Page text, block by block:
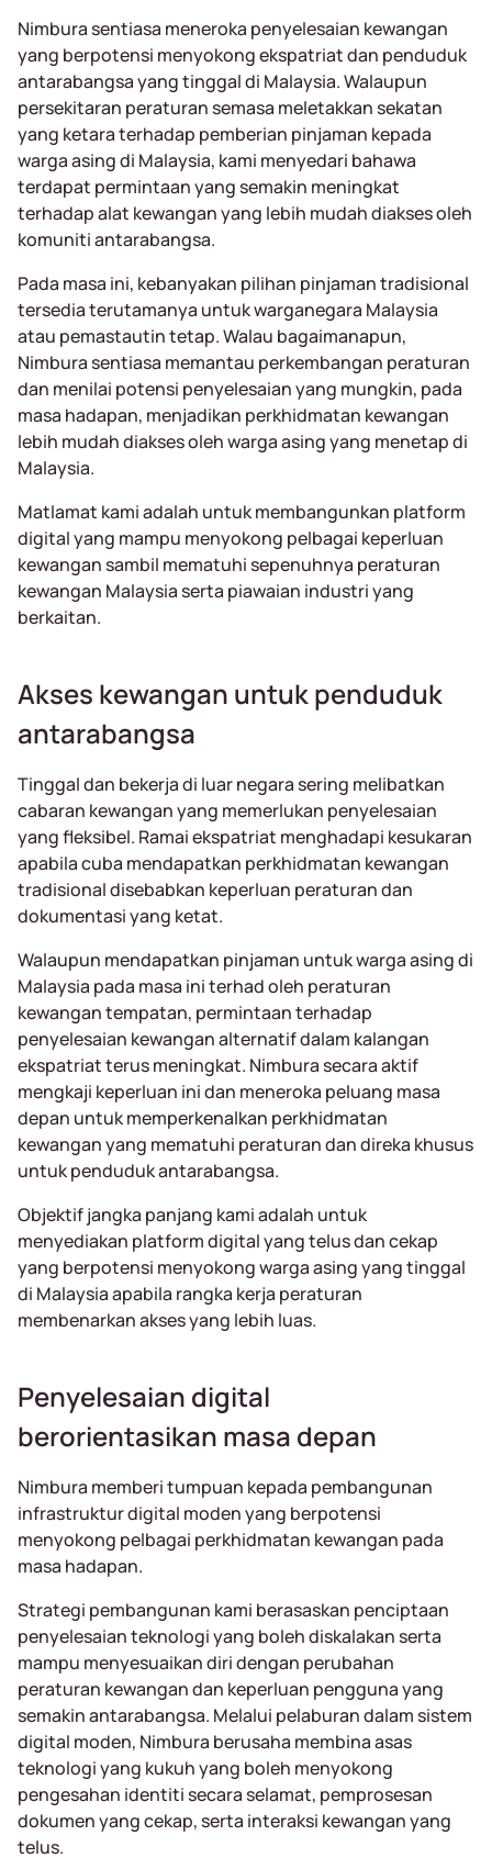
Nimbura sentiasa meneroka penyelesaian kewangan
yang berpotensi menyokong ekspatriat dan penduduk
antarabangsa yang tinggal di Malaysia. Walaupun
persekitaran peraturan semasa meletakkan sekatan
yang ketara terhadap pemberian pinjaman kepada
warga asing di Malaysia, kami menyedari bahawa
terdapat permintaan yang semakin meningkat
terhadap alat kewangan yang lebih mudah diakses oleh
komuniti antarabangsa.
Pada masa ini, kebanyakan pilihan pinjaman tradisional
tersedia terutamanya untuk warganegara Malaysia
atau pemastautin tetap. Walau bagaimanapun,
Nimbura sentiasa memantau perkembangan peraturan
dan menilai potensi penyelesaian yang mungkin, pada
masa hadapan, menjadikan perkhidmatan kewangan
lebih mudah diakses oleh warga asing yang menetap di
Malaysia.
Matlamat kami adalah untuk membangunkan platform
digital yang mampu menyokong pelbagai keperluan
kewangan sambil mematuhi sepenuhnya peraturan
kewangan Malaysia serta piawaian industri yang
berkaitan.
Akses kewangan untuk penduduk
antarabangsa
Tinggal dan bekerja di luar negara sering melibatkan
cabaran kewangan yang memerlukan penyelesaian
yang fleksibel. Ramai ekspatriat menghadapi kesukaran
apabila cuba mendapatkan perkhidmatan kewangan
tradisional disebabkan keperluan peraturan dan
dokumentasi yang ketat.
Walaupun mendapatkan pinjaman untuk warga asing di
Malaysia pada masa ini terhad oleh peraturan
kewangan tempatan, permintaan terhadap
penyelesaian kewangan alternatif dalam kalangan
ekspatriat terus meningkat. Nimbura secara aktif
mengkaji keperluan ini dan meneroka peluang masa
depan untuk memperkenalkan perkhidmatan
kewangan yang mematuhi peraturan dan direka khusus
untuk penduduk antarabangsa.
Objektif jangka panjang kami adalah untuk
menyediakan platform digital yang telus dan cekap
yang berpotensi menyokong warga asing yang tinggal
di Malaysia apabila rangka kerja peraturan
membenarkan akses yang lebih luas.
Penyelesaian digital
berorientasikan masa depan
Nimbura memberi tumpuan kepada pembangunan
infrastruktur digital moden yang berpotensi
menyokong pelbagai perkhidmatan kewangan pada
masa hadapan.
Strategi pembangunan kami berasaskan penciptaan
penyelesaian teknologi yang boleh diskalakan serta
mampu menyesuaikan diri dengan perubahan
peraturan kewangan dan keperluan pengguna yang
semakin antarabangsa. Melalui pelaburan dalam sistem
digital moden, Nimbura berusaha membina asas
teknologi yang kukuh yang boleh menyokong
pengesahan identiti secara selamat, pemprosesan
dokumen yang cekap, serta interaksi kewangan yang
telus.